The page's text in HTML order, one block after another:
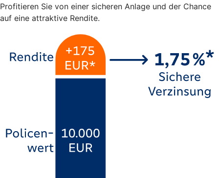
Profitieren Sie von einer sicheren Anlage und der Chance
auf eine attraktive Rendite.